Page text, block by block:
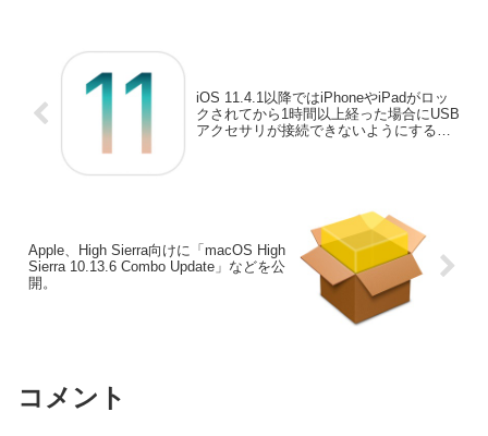
iOS 11.4.1以降ではiPhoneやiPadがロッ
クされてから1時間以上経った場合にUSB
アクセサリが接続できないようにする機
Apple、High Sierra向けに「macOS High
Sierra 10.13.6 Combo Update」などを公
開。
コメント